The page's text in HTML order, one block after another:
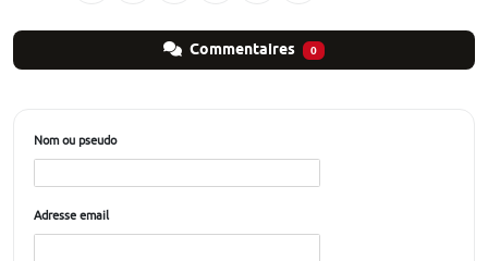
Commentaires 0
Nom ou pseudo
Adresse email